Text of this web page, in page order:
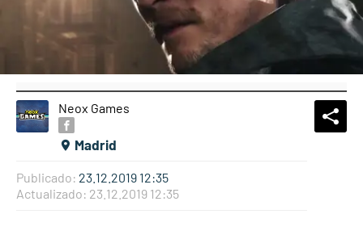
Neox Games
Madrid
Publicado: 23.12.2019 12:35
Actualizado: 23.12.2019 12:35